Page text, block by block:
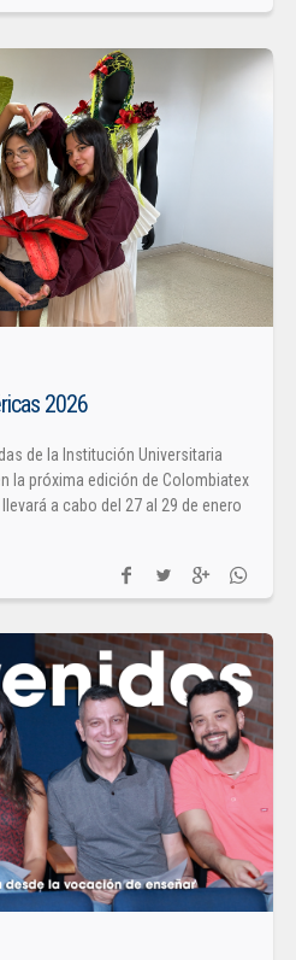
2026
de la Institución Universitaria
la próxima edición de Colombiatex
a cabo del 27 al 29 de enero